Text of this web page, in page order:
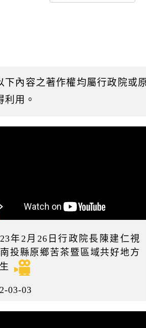
下內容之著作權均屬行政院或
利用。
年2月26日行政院長陳建仁視
投縣原鄉苦茶暨區域共好地方
03-03